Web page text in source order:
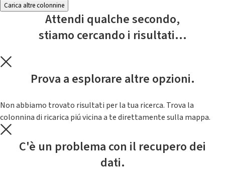
Carica altre colonnine
Attendi qualche secondo,
stiamo cercando i risultati...
Prova a esplorare altre opzioni.
Non abbiamo trovato risultati per la tua ricerca. Trova la
colonnina di ricarica piú vicina a te direttamente sulla mappa.
C'è un problema con il recupero dei
dati.